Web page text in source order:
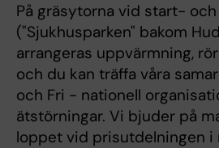
På gräsytorna vid start- och
("Sjukhusparken" bakom
arrangeras uppvärmning,
och du kan träffa våra
och Fri - nationell
ätstörningar. Vi bjuder på
loppet vid prisutdelningen i